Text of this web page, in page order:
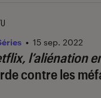
l’aliénation
contre les
• 15 sep. 2022